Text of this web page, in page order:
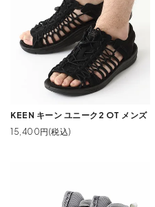
KEEN キーン ユニーク2 OT メンズ
15,400円(税込)